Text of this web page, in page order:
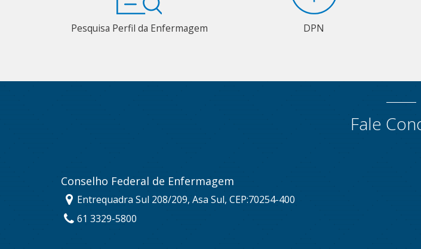
Pesquisa Perfil da Enfermagem DPN
Fale
Conselho Federal de Enfermagem
Entrequadra Sul 208/209, Asa Sul, CEP:70254-400
61 3329-5800